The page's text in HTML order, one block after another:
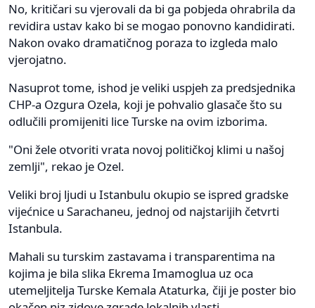
No, kritičari su vjerovali da bi ga pobjeda ohrabrila da
revidira ustav kako bi se mogao ponovno kandidirati.
Nakon ovako dramatičnog poraza to izgleda malo
vjerojatno.
Nasuprot tome, ishod je veliki uspjeh za predsjednika
CHP-a Ozgura Ozela, koji je pohvalio glasače što su
odlučili promijeniti lice Turske na ovim izborima.
"Oni žele otvoriti vrata novoj političkoj klimi u našoj
zemlji", rekao je Ozel.
Veliki broj ljudi u Istanbulu okupio se ispred gradske
vijećnice u Sarachaneu, jednoj od najstarijih četvrti
Istanbula.
Mahali su turskim zastavama i transparentima na
kojima je bila slika Ekrema Imamoglua uz oca
utemeljitelja Turske Kemala Ataturka, čiji je poster bio